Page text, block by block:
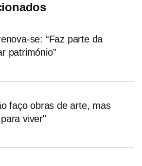
se: “Faz parte da
património”
faço obras de arte, mas
viver"